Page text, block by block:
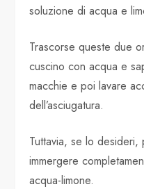
soluzione di acqua e
Trascorse queste due
cuscino con acqua e
macchie e poi lavare
dell’asciugatura.
Tuttavia, se lo
immergere
acqua-limone.